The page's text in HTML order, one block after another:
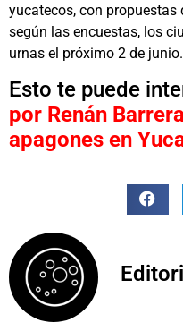
yucatecos, con propuestas
según las encuestas, los
urnas el próximo 2 de junio.
Esto te puede
por Renán
apagones en